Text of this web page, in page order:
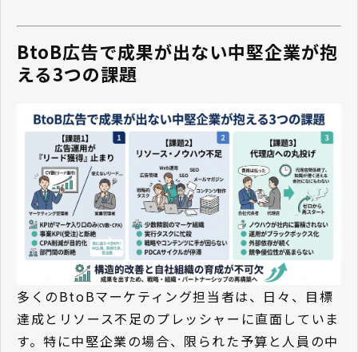
BtoB広告で成果が出ない中堅企業が抱
える3つの課題
多くのBtoBマーケティング担当者は、日々、目標
達成とリソース不足のプレッシャーに直面していま
す。特に中堅企業の場合、限られた予算と人員の中